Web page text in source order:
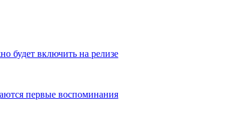
будет включить на релизе
первые воспоминания